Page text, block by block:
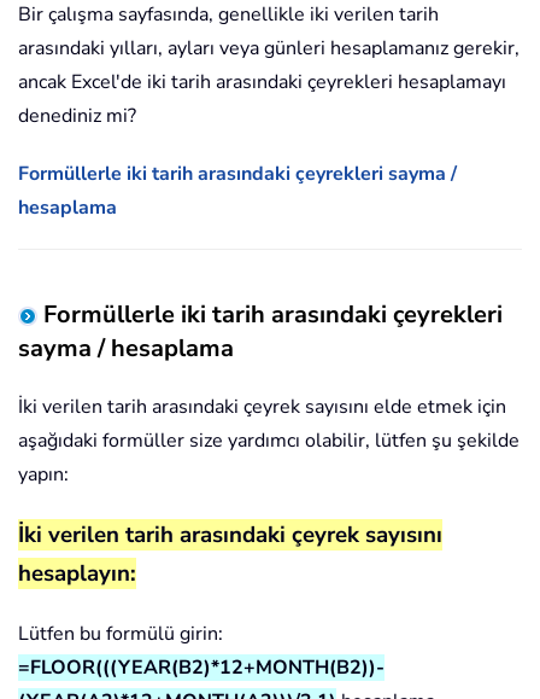
Bir çalışma sayfasında, genellikle iki verilen tarih
arasındaki yılları, ayları veya günleri hesaplamanız gerekir,
ancak Excel'de iki tarih arasındaki çeyrekleri hesaplamayı
denediniz mi?
Formüllerle iki tarih arasındaki çeyrekleri sayma /
hesaplama
Formüllerle iki tarih arasındaki çeyrekleri
sayma / hesaplama
İki verilen tarih arasındaki çeyrek sayısını elde etmek için
aşağıdaki formüller size yardımcı olabilir, lütfen şu şekilde
yapın:
İki verilen tarih arasındaki çeyrek sayısını
hesaplayın:
Lütfen bu formülü girin:
=FLOOR(((YEAR(B2)*12+MONTH(B2))-